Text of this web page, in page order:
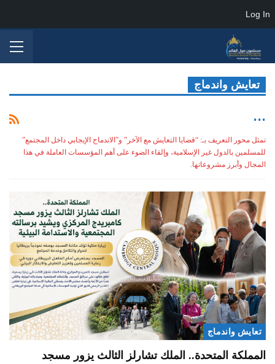
تعايش واندماج
...
تمثل محور التعريف بـ: “قضايا التعايش مع الآخر” و”الاندماج الإيجابي داخل المجتمع”
للمسلمين بالدول غير الإسلامية، وإلقاء الضوء على أهم المؤسسات العاملة في هذا
المجال وأبرز مشروعاتها.
تعايش واندماج
المملكة المتحدة.. الملك تشارلز الثالث يزور مسجد
Log In